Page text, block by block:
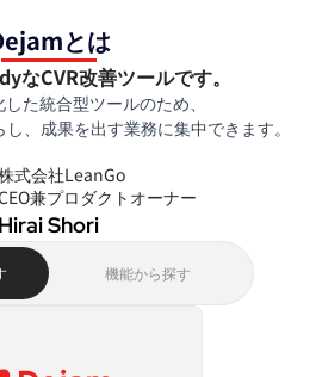
とは
なCVR改善ツールです。
た統合型ツールのため、
、成果を出す業務に集中できます。
式会社LeanGo
Hirai Shori
機能から探す